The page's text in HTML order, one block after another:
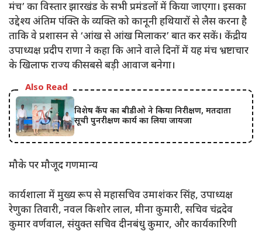
मंच’ का विस्तार झारखंड के सभी प्रमंडलों में किया जाएगा। इसका
उद्देश्य अंतिम पंक्ति के व्यक्ति को कानूनी हथियारों से लैस करना है
ताकि वे प्रशासन से ‘आंख से आंख मिलाकर’ बात कर सकें। केंद्रीय
उपाध्यक्ष प्रदीप राणा ने कहा कि आने वाले दिनों में यह मंच भ्रष्टाचार
के खिलाफ राज्य की सबसे बड़ी आवाज बनेगा।
Also Read
विशेष कैंप का बीडीओ ने किया निरीक्षण, मतदाता
सूची पुनरीक्षण कार्य का लिया जायजा
​मौके पर मौजूद गणमान्य
​कार्यशाला में मुख्य रूप से महासचिव उमाशंकर सिंह, उपाध्यक्ष
रेणुका तिवारी, नवल किशोर लाल, मीना कुमारी, सचिव चंद्रदेव
कुमार वर्णवाल, संयुक्त सचिव दीनबंधु कुमार, और कार्यकारिणी